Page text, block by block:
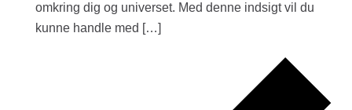
omkring dig og universet. Med denne indsigt vil du
kunne handle med […]